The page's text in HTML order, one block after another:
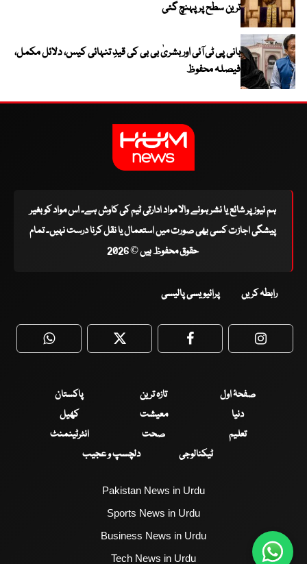
ترین سطح پر پہنچ گئی
بانی پی ٹی آئی اور بشریٰ بی بی کی قیدِ تنہائی کیس، دلائل مکمل،
فیصلہ محفوظ
ہم نیوز پر شائع یا نشر ہونے والا مواد ادارتی ٹیم کی کاوش ہے۔ اس مواد کو بغیر
پیشگی اجازت کسی بھی صورت میں استعمال یا نقل کرنا درست نہیں۔ تمام
حقوق محفوظ ہیں © 2026
رابطہ کریں پرائیویسی پالیسی
WhatsApp Twitter Facebook
صفحۂ اول تازہ ترین
پاکستان
دنیا
معیشت
کھیل
تعلیم
صحت
انٹرٹینمنٹ
ٹیکنالوجی
دلچسپ و عجیب
Pakistan News in Urdu
Sports News in Urdu
Business News in Urdu
Tech News in Urdu